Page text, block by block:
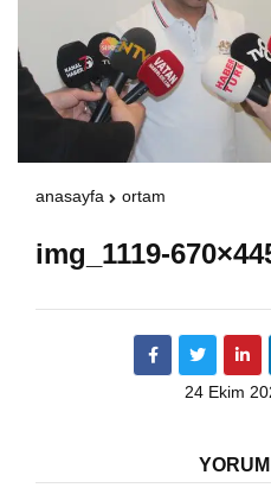
Warning :
/home/
content/themes/
havadurumu.php
anasayfa ortam
img_1119-
24 Ekim
YORUM